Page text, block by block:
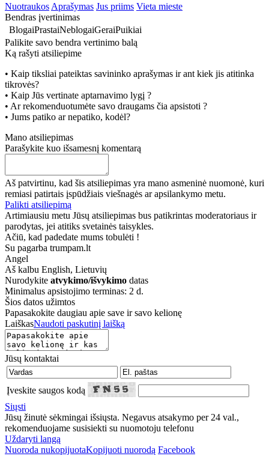
Nuotraukos Aprašymas Jus priims Vieta mieste
Bendras įvertinimas
BlogaiPrastaiNeblogaiGeraiPuikiai
Palikite savo bendra vertinimo balą
Ką rašyti atsiliepime
• Kaip tiksliai pateiktas savininko aprašymas ir ant kiek jis atitinka
tikrovės?
• Kaip Jūs vertinate aptarnavimo lygį ?
• Ar rekomenduotumėte savo draugams čia apsistoti ?
• Jums patiko ar nepatiko, kodėl?
Mano atsiliepimas
Parašykite kuo išsamesnį komentarą
Aš patvirtinu, kad šis atsiliepimas yra mano asmeninė nuomonė, kuri
remiasi patirtais įspūdžiais viešnagės ar apsilankymo metu.
Palikti atsiliepimą
Artimiausiu metu Jūsų atsiliepimas bus patikrintas moderatoriaus ir
parodytas, jei atitiks svetainės taisykles.
Ačiū, kad padedate mums tobulėti !
Su pagarba trumpam.lt
Angel
Aš kalbu English, Lietuvių
Nurodykite atvykimo/išvykimo datas
Minimalus apsistojimo terminas: 2 d.
Šios datos užimtos
Papasakokite daugiau apie save ir savo kelionę
LaiškasNaudoti paskutinį laišką
Jūsų kontaktai
Įveskite saugos kodą
Siųsti
Jūsų žinutė sėkmingai išsiųsta. Negavus atsakymo per 24 val.,
rekomenduojame susisiekti su nuomotoju telefonu
Uždaryti langą
Nuoroda nukopijuotaKopijuoti nuorodą Facebook